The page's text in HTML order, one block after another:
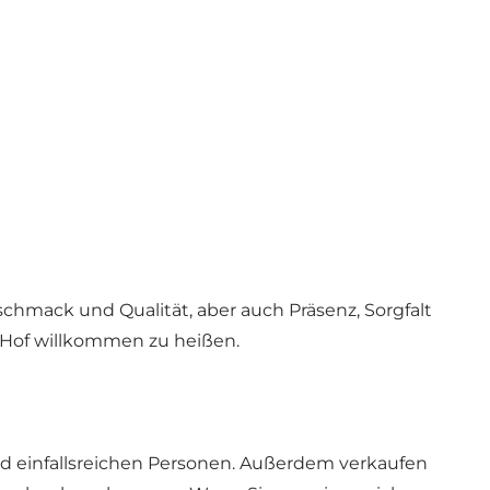
und Qualität, aber auch Präsenz, Sorgfalt
​​willkommen zu heißen.
Personen. Außerdem verkaufen